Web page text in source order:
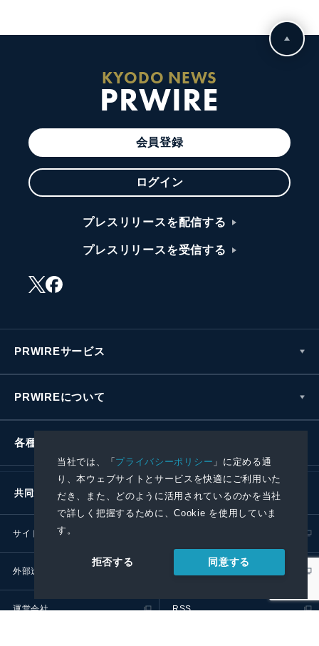
当社では、「プライバシーポリシー 」に定める通
り、本ウェブサイトとサービスを快適にご利用いた
だき、また、どのように活用されているのかを当社
で詳しく把握するために、Cookie を使用していま
す。
拒否する 同意する
KYODO NEWS
PRWIRE
会員登録
ログイン
プレスリリースを配信する
プレスリリースを受信する
PRWIREサービス
PRWIREについて
各種お問い合わせ
共同通信社グループ
サイトポリシー
外部送信ポリシー
運営会社 RSS